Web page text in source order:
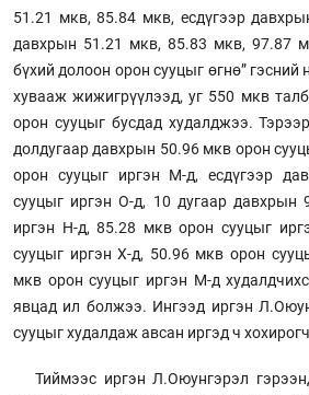
51.21 мкв, 85.84 мкв, есдүгээр
давхрын 51.21 мкв, 85.83 мкв, 97.87
бүхий долоон орон сууцыг өгнө” гэсний
хувааж жижигрүүлээд, уг 550 мкв
орон сууцыг бусдад худалджээ.
долдугаар давхрын 50.96 мкв орон
орон сууцыг иргэн М-д, есдүгээр
сууцыг иргэн О-д, 10 дугаар давхрын
иргэн Н-д, 85.28 мкв орон сууцыг
сууцыг иргэн Х-д, 50.96 мкв орон
мкв орон сууцыг иргэн М-д
явцад ил болжээ. Ингээд иргэн
сууцыг худалдаж авсан иргэд ч
Тиймээс иргэн Л.Оюунгэрэл